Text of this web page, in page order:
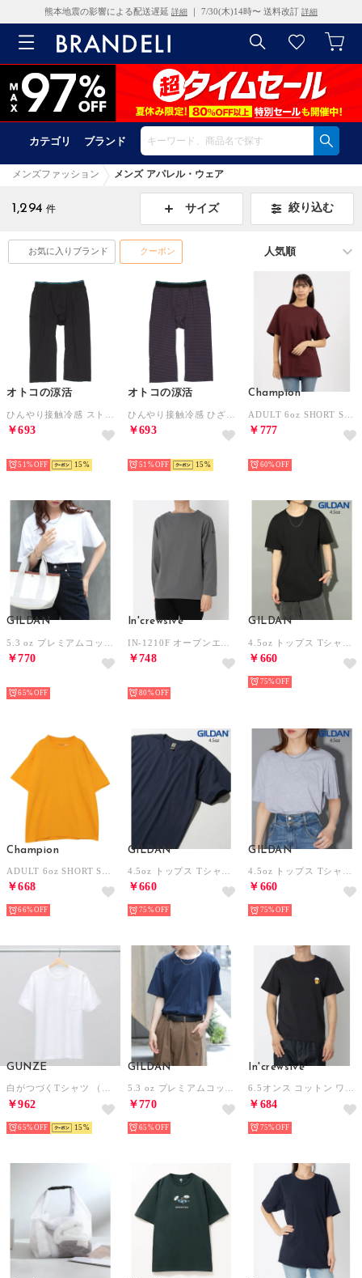
熊本地震の影響による配送遅延 詳細 ｜ 7/30(木)14時〜 送料改訂 詳細
カテゴリ ブランド
メンズファッション メンズ アパレル・ウェア
1,294 件 サイズ 絞り込む
お気に入りブランド クーポン
オトコの涼活
￥693
51% 15
オトコの涼活
￥693
51% 15
Champion
￥777
60%
GILDAN
￥770
65%
In'crewsive
￥748
80%
GILDAN
￥660
75%
Champion
￥668
66%
GILDAN
￥660
75%
GILDAN
￥660
75%
GUNZE
白がつづくTシャツ （ホワイト）
￥962
65% 15
GILDAN
5.3 oz プレミアムコットン ジャパンスペックTシャツ GL76000 MURS （ネイビー）
￥770
65%
In'crewsive
6.5オンス コットン ワンポイント刺繍Tシャツ 半袖Tシャツ （ブラックファン）
￥684
75%